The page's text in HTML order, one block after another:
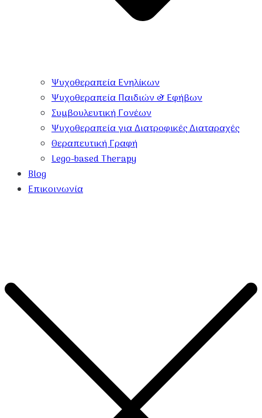
Ψυχοθεραπεία Ενηλίκων
Ψυχοθεραπεία Παιδιών & Εφήβων
Συμβουλευτική Γονέων
Ψυχοθεραπεία για Διατροφικές Διαταραχές
Θεραπευτική Γραφή
Lego-based Therapy
Blog
Επικοινωνία